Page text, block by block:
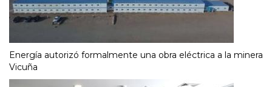
Energía autorizó formalmente una obra eléctrica a la minera
Vicuña